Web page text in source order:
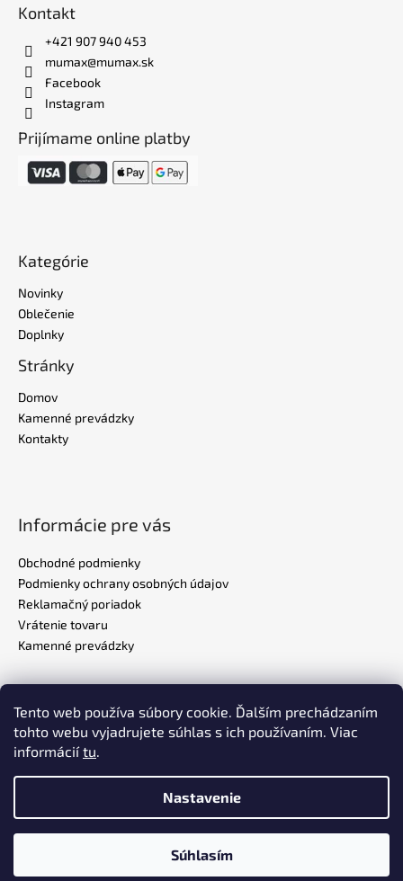
Tento web používa súbory cookie. Ďalším prechádzaním
tohto webu vyjadrujete súhlas s ich používaním. Viac
informáciítu.
Nastavenie
Súhlasím
Kontakt
+421 907 940 453
mumax@mumax.sk
Facebook
Instagram
Prijímame online platby
Kategórie
Novinky
Oblečenie
Doplnky
Stránky
Domov
Kamenné prevádzky
Kontakty
Informácie pre vás
Obchodné podmienky
Podmienky ochrany osobných údajov
Reklamačný poriadok
Vrátenie tovaru
Kamenné prevádzky
Realizovalo štúdioADATELIER
MUMAX.SK. Všetky práva vyhradené.